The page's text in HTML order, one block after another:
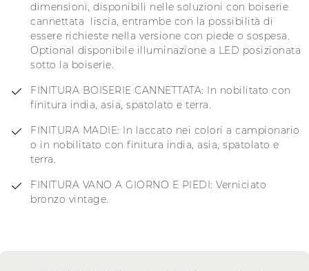
dimensioni, disponibili nelle soluzioni con boiserie
cannettata liscia, entrambe con la possibilità di
essere richieste nella versione con piede o sospesa.
Optional disponibile illuminazione a LED posizionata
sotto la boiserie.
FINITURA BOISERIE CANNETTATA: In nobilitato con
finitura india, asia, spatolato e terra.
FINITURA MADIE: In laccato nei colori a campionario
o in nobilitato con finitura india, asia, spatolato e
terra.
FINITURA VANO A GIORNO E PIEDI: Verniciato
bronzo vintage.